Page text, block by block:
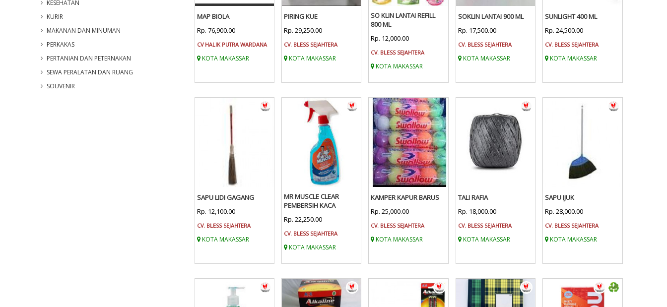
KESEHATAN
KURIR
MAKANAN DAN MINUMAN
PERKAKAS
PERTANIAN DAN PETERNAKAN
SEWA PERALATAN DAN RUANG
SOUVENIR
MAP BIOLA
Rp. 76,900.00
CV HALIK PUTRA WARDANA
KOTA MAKASSAR
PIRING KUE
Rp. 29,250.00
CV. BLESS SEJAHTERA
KOTA MAKASSAR
SO KLIN LANTAI REFILL
800 ML
Rp. 12,000.00
CV. BLESS SEJAHTERA
KOTA MAKASSAR
SOKLIN LANTAI 900 ML
Rp. 17,500.00
CV. BLESS SEJAHTERA
KOTA MAKASSAR
SUNLIGHT 400 ML
Rp. 24,500.00
CV. BLESS SEJAHTERA
KOTA MAKASSAR
SAPU LIDI GAGANG
Rp. 12,100.00
CV. BLESS SEJAHTERA
KOTA MAKASSAR
MR MUSCLE CLEAR
PEMBERSIH KACA
Rp. 22,250.00
CV. BLESS SEJAHTERA
KOTA MAKASSAR
KAMPER KAPUR BARUS
Rp. 25,000.00
CV. BLESS SEJAHTERA
KOTA MAKASSAR
TALI RAFIA
Rp. 18,000.00
CV. BLESS SEJAHTERA
KOTA MAKASSAR
SAPU IJUK
Rp. 28,000.00
CV. BLESS SEJAHTERA
KOTA MAKASSAR